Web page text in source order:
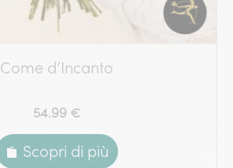
Come d’Incanto
54.99 €
Scopri di più